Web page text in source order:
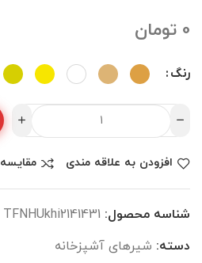
0 تومان
رنگ
افزودن به علاقه مندی مقایسه
شناسه محصول: TFNHUkhi2141431
دسته: شیرهای آشپزخانه